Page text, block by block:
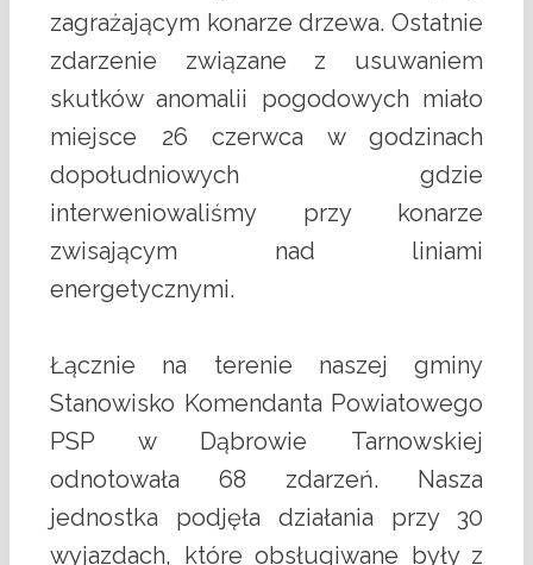
zagrażającym konarze drzewa. Ostatnie
zdarzenie związane z usuwaniem
skutków anomalii pogodowych miało
miejsce 26 czerwca w godzinach
dopołudniowych gdzie
interweniowaliśmy przy konarze
zwisającym nad liniami
energetycznymi.
Łącznie na terenie naszej gminy
Stanowisko Komendanta Powiatowego
PSP w Dąbrowie Tarnowskiej
odnotowała 68 zdarzeń. Nasza
jednostka podjęła działania przy 30
wyjazdach, które obsługiwane były z